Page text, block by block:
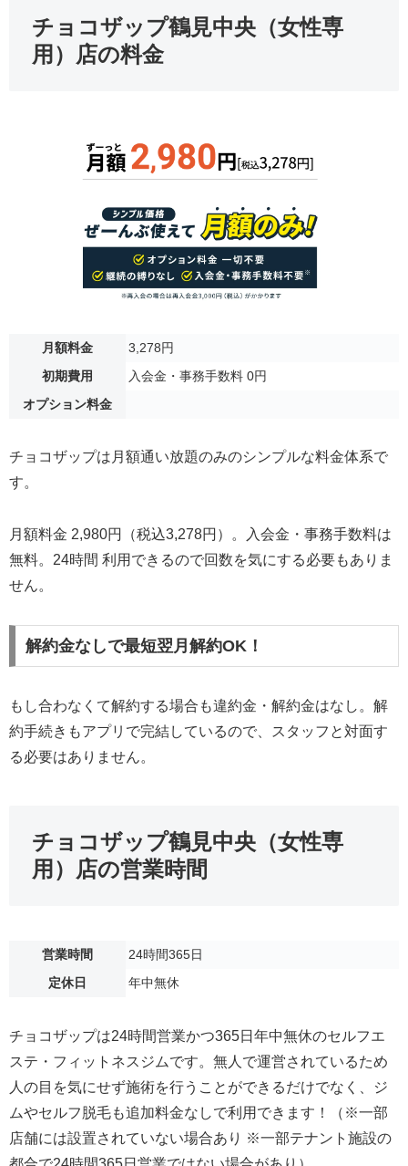
チョコザップ鶴見中央（女性専
用）店の料金
月額料金
3,278円
初期費用
入会金・事務手数料 0円
オプション料金
チョコザップは月額通い放題のみのシンプルな料金体系で
す。
月額料金 2,980円（税込3,278円）。入会金・事務手数料は
無料。24時間 利用できるので回数を気にする必要もありま
せん。
解約金なしで最短翌月解約OK！
もし合わなくて解約する場合も違約金・解約金はなし。解
約手続きもアプリで完結しているので、スタッフと対面す
る必要はありません。
チョコザップ鶴見中央（女性専
用）店の営業時間
営業時間
24時間365日
定休日
年中無休
チョコザップは24時間営業かつ365日年中無休のセルフエ
ステ・フィットネスジムです。無人で運営されているため
人の目を気にせず施術を行うことができるだけでなく、ジ
ムやセルフ脱毛も追加料金なしで利用できます！（※一部
店舗には設置されていない場合あり ※一部テナント施設の